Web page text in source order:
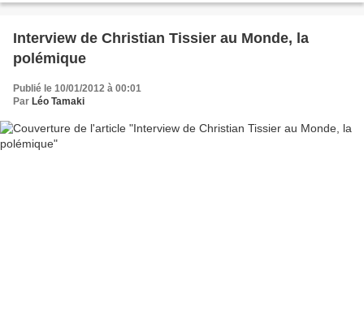
Interview de Christian Tissier au Monde, la
polémique
Publié le 10/01/2012 à 00:01
Par Léo Tamaki